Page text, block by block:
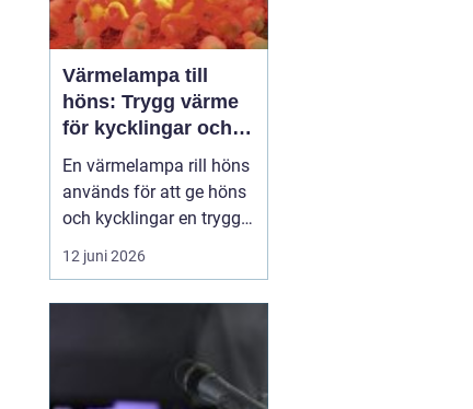
Värmelampa till
höns: Trygg värme
för kycklingar och
vuxna höns
En värmelampa rill höns
används för att ge höns
och kycklingar en trygg
och jämn värme när
omgivningstemperature
12 juni 2026